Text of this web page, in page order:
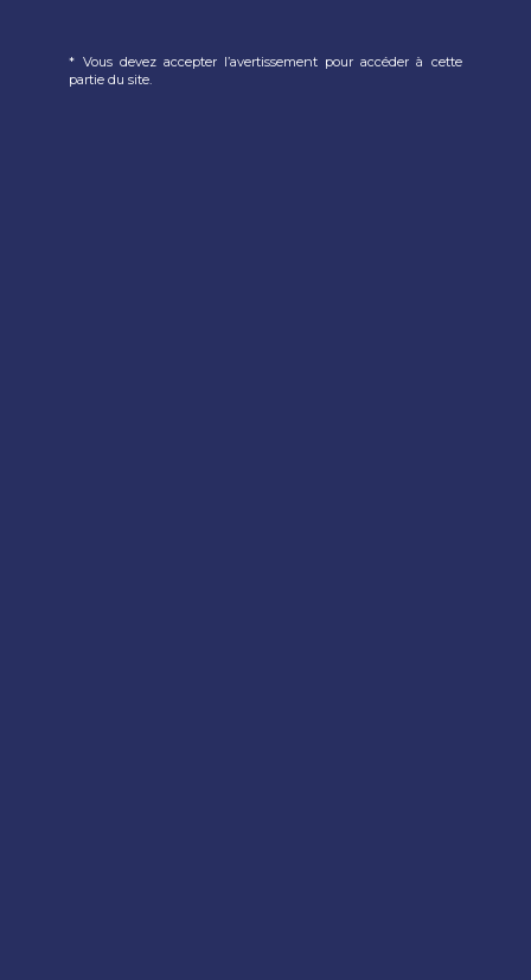
* Vous devez accepter l’avertissement pour accéder à cette
partie du site.